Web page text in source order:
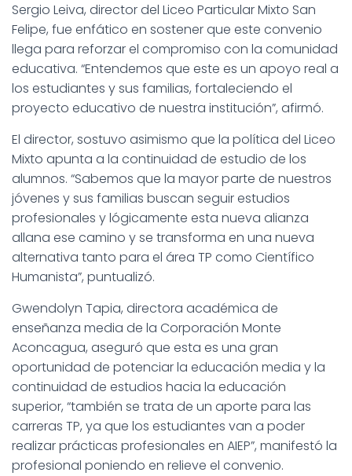
Sergio Leiva, director del Liceo Particular Mixto San
Felipe, fue enfático en sostener que este convenio
llega para reforzar el compromiso con la comunidad
educativa. “Entendemos que este es un apoyo real a
los estudiantes y sus familias, fortaleciendo el
proyecto educativo de nuestra institución”, afirmó.
El director, sostuvo asimismo que la política del Liceo
Mixto apunta a la continuidad de estudio de los
alumnos. “Sabemos que la mayor parte de nuestros
jóvenes y sus familias buscan seguir estudios
profesionales y lógicamente esta nueva alianza
allana ese camino y se transforma en una nueva
alternativa tanto para el área TP como Científico
Humanista”, puntualizó.
Gwendolyn Tapia, directora académica de
enseñanza media de la Corporación Monte
Aconcagua, aseguró que esta es una gran
oportunidad de potenciar la educación media y la
continuidad de estudios hacia la educación
superior, “también se trata de un aporte para las
carreras TP, ya que los estudiantes van a poder
realizar prácticas profesionales en AIEP”, manifestó la
profesional poniendo en relieve el convenio.